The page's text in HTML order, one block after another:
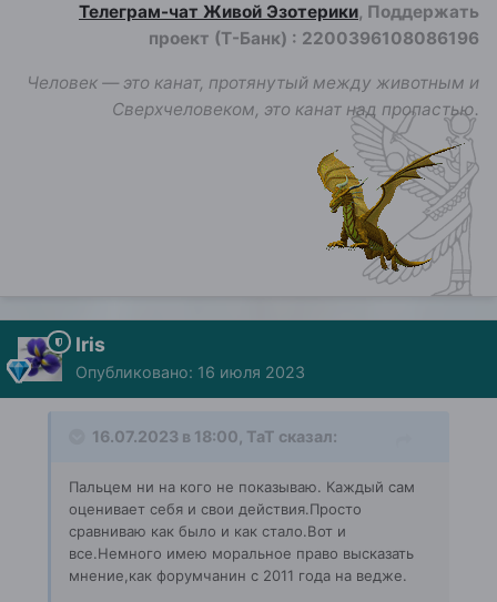
Телеграм-чат Живой Эзотерики, Поддержать
проект (Т-Банк) : 2200396108086196
Человек — это канат, протянутый между животным и
Сверхчеловеком, это канат над пропастью.
Iris
Опубликовано: 16 июля 2023
16.07.2023 в 18:00, ТаТ сказал:
Пальцем ни на кого не показываю. Каждый сам
оценивает себя и свои действия.Просто
сравниваю как было и как стало.Вот и
все.Немного имею моральное право высказать
мнение,как форумчанин с 2011 года на ведже.